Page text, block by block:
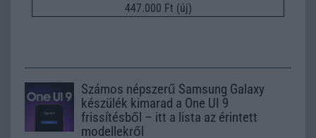
447.000 Ft (új)
Számos népszerű Samsung Galaxy
készülék kimarad a One UI 9
frissítésből – itt a lista az érintett
modellekről